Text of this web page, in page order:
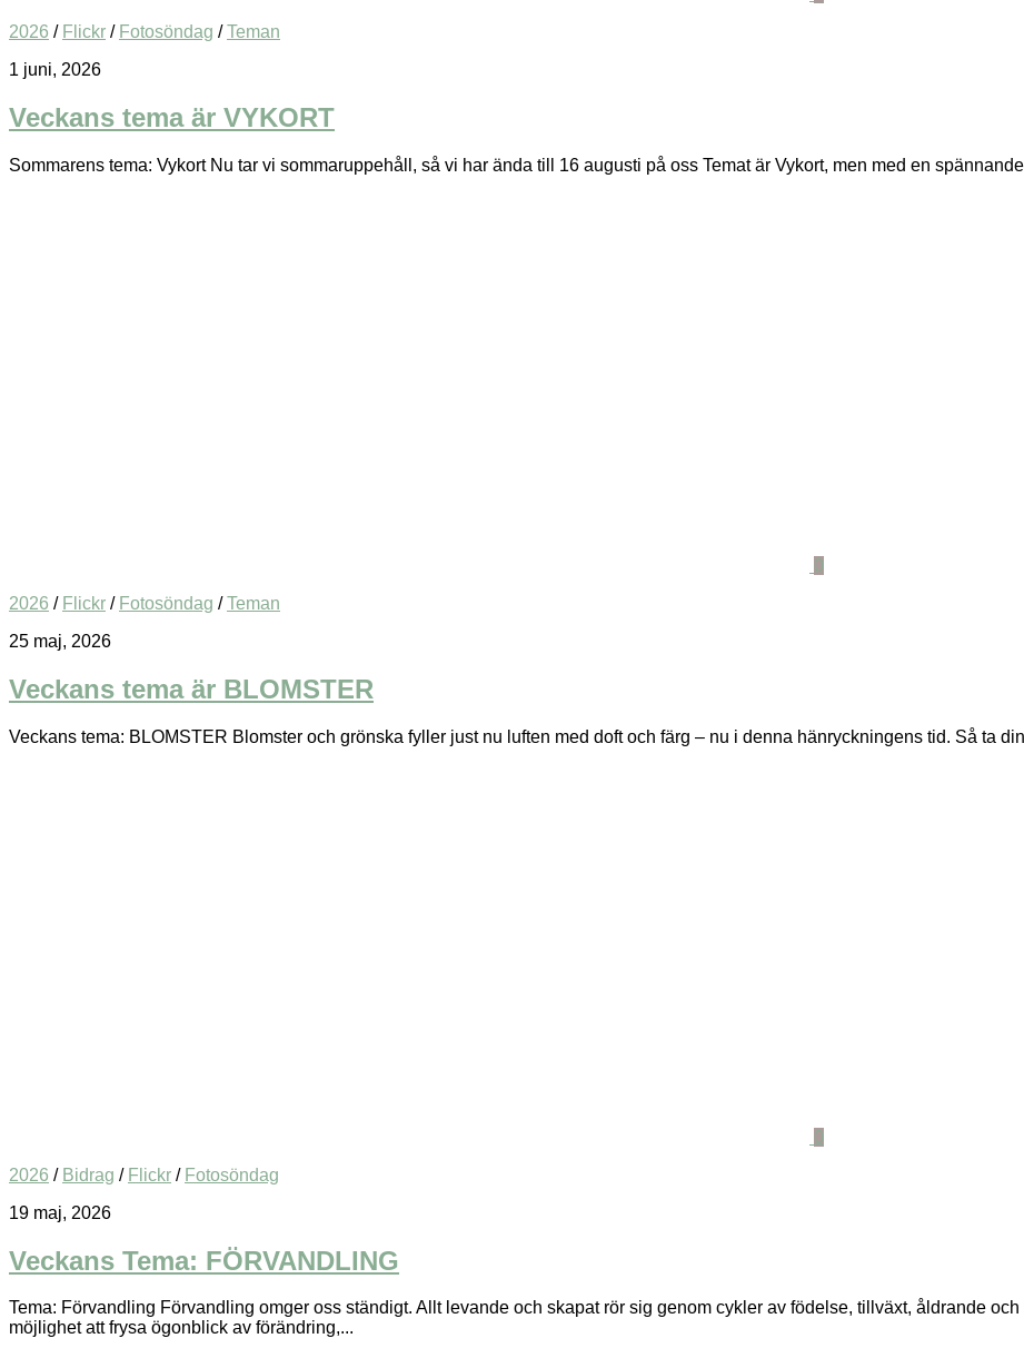
2026 / Flickr / Fotosöndag /Teman
1 juni, 2026
Veckans tema är VYKORT
Sommarens tema: Vykort Nu tar vi sommaruppehåll, så vi har ända till 16 augusti på oss Temat är Vykort, men med en
0
2026 / Flickr / Fotosöndag /Teman
25 maj, 2026
Veckans tema är BLOMSTER
Veckans tema: BLOMSTER Blomster och grönska fyller just nu luften med doft och färg – nu i denna hänryckningens tid. Så ta
0
2026 / Bidrag / Flickr / Fotosöndag
19 maj, 2026
Veckans Tema: FÖRVANDLING
Tema: Förvandling Förvandling omger oss ständigt. Allt levande och skapat rör sig genom cykler av födelse, tillväxt, åldrande
möjlighet att frysa ögonblick av förändring,...